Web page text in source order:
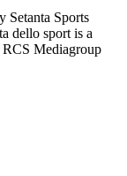
Setanta Sports
dello sport is a
RCS Mediagroup